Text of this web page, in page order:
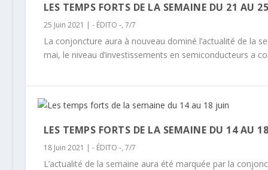
LES TEMPS FORTS DE LA SEMAINE DU 21 AU
25 Juin 2021 | - ÉDITO -, 7/7
La conjoncture aura à nouveau dominé l’actualité de la
mai, le niveau d’investissements en semiconducteurs a
LES TEMPS FORTS DE LA SEMAINE DU 14 AU
18 Juin 2021 | - ÉDITO -, 7/7
L’actualité de la semaine aura été marquée par la